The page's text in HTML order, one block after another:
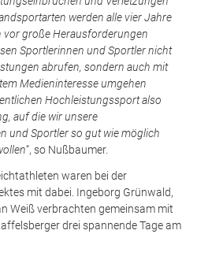
werden alle vier Jahre
vor große Herausforderungen
Sportlerinnen und Sportler nicht
abrufen, sondern auch mit
Medieninteresse umgehen
Hochleistungssport also
auf die wir unsere
und Sportler so gut wie möglich
“, so Nußbaumer.
waren bei der
mit dabei. Ingeborg Grünwald,
Weiß verbrachten gemeinsam mit
drei spannende Tage am